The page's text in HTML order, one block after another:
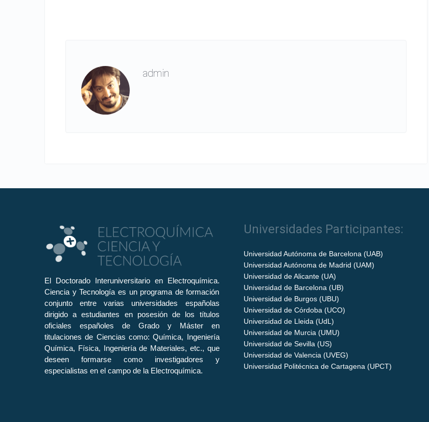
admin
El Doctorado Interuniversitario en Electroquímica.
Ciencia y Tecnología es un programa de formación
conjunto entre varias universidades españolas
dirigido a estudiantes en posesión de los títulos
oficiales españoles de Grado y Máster en
titulaciones de Ciencias como: Química, Ingeniería
Química, Física, Ingeniería de Materiales, etc., que
deseen formarse como investigadores y
especialistas en el campo de la Electroquímica.
Universidades Participantes:
Universidad Autónoma de Barcelona (UAB)
Universidad Autónoma de Madrid (UAM)
Universidad de Alicante (UA)
Universidad de Barcelona (UB)
Universidad de Burgos (UBU)
Universidad de Córdoba (UCO)
Universidad de Lleida (UdL)
Universidad de Murcia (UMU)
Universidad de Sevilla (US)
Universidad de Valencia (UVEG)
Universidad Politécnica de Cartagena (UPCT)